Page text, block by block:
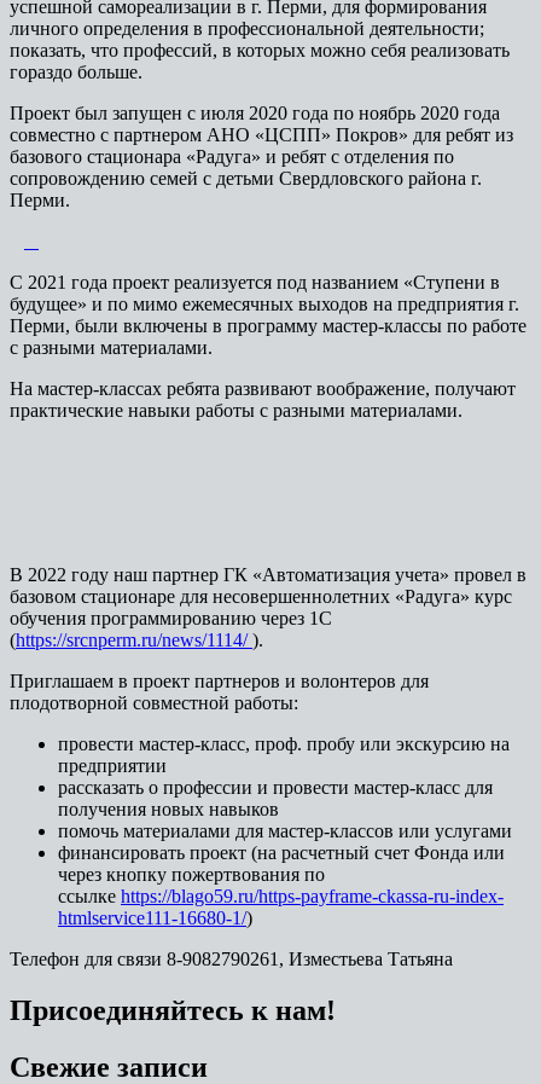
успешной самореализации в г. Перми, для формирования
личного определения в профессиональной деятельности;
показать, что профессий, в которых можно себя реализовать
гораздо больше.
Проект был запущен с июля 2020 года по ноябрь 2020 года
совместно с партнером АНО «ЦСПП» Покров» для ребят из
базового стационара «Радуга» и ребят с отделения по
сопровождению семей с детьми Свердловского района г.
Перми.
С 2021 года проект реализуется под названием «Ступени в
будущее» и по мимо ежемесячных выходов на предприятия г.
Перми, были включены в программу мастер-классы по работе
с разными материалами.
На мастер-классах ребята развивают воображение, получают
практические навыки работы с разными материалами.
В 2022 году наш партнер ГК «Автоматизация учета» провел в
базовом стационаре для несовершеннолетних «Радуга» курс
обучения программированию через 1С
(https://srcnperm.ru/news/1114/).
Приглашаем в проект партнеров и волонтеров для
плодотворной совместной работы:
провести мастер-класс, проф. пробу или экскурсию на
предприятии
рассказать о профессии и провести мастер-класс для
получения новых навыков
помочь материалами для мастер-классов или услугами
финансировать проект (на расчетный счет Фонда или
через кнопку пожертвования по
ссылке https://blago59.ru/https-payframe-ckassa-ru-index-
htmlservice111-16680-1/)
Телефон для связи 8-9082790261, Изместьева Татьяна
Присоединяйтесь к нам!
Свежие записи